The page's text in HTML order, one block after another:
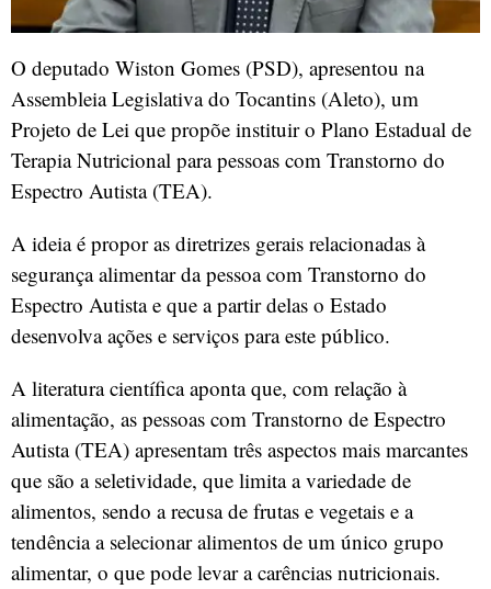
O deputado Wiston Gomes (PSD), apresentou na
Assembleia Legislativa do Tocantins (Aleto), um
Projeto de Lei que propõe instituir o Plano Estadual de
Terapia Nutricional para pessoas com Transtorno do
Espectro Autista (TEA).
A ideia é propor as diretrizes gerais relacionadas à
segurança alimentar da pessoa com Transtorno do
Espectro Autista e que a partir delas o Estado
desenvolva ações e serviços para este público.
A literatura científica aponta que, com relação à
alimentação, as pessoas com Transtorno de Espectro
Autista (TEA) apresentam três aspectos mais marcantes
que são a seletividade, que limita a variedade de
alimentos, sendo a recusa de frutas e vegetais e a
tendência a selecionar alimentos de um único grupo
alimentar, o que pode levar a carências nutricionais.